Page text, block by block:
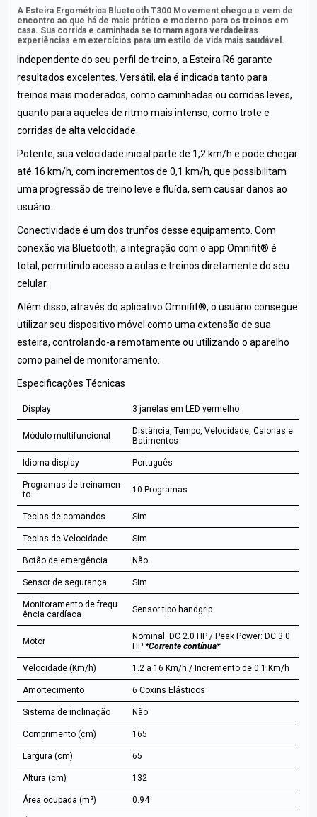
A Esteira Ergométrica Bluetooth T300 Movement chegou e vem de
encontro ao que há de mais prático e moderno para os treinos em
casa. Sua corrida e caminhada se tornam agora verdadeiras
experiências em exercícios para um estilo de vida mais saudável.
Independente do seu perfil de treino, a Esteira R6 garante
resultados excelentes. Versátil, ela é indicada tanto para
treinos mais moderados, como caminhadas ou corridas leves,
quanto para aqueles de ritmo mais intenso, como trote e
corridas de alta velocidade.
Potente, sua velocidade inicial parte de 1,2 km/h e pode chegar
até 16 km/h, com incrementos de 0,1 km/h, que possibilitam
uma progressão de treino leve e fluída, sem causar danos ao
usuário.
Conectividade é um dos trunfos desse equipamento. Com
conexão via Bluetooth, a integração com o app Omnifit® é
total, permitindo acesso a aulas e treinos diretamente do seu
celular.
Além disso, através do aplicativo Omnifit®, o usuário consegue
utilizar seu dispositivo móvel como uma extensão de sua
esteira, controlando-a remotamente ou utilizando o aparelho
como painel de monitoramento.
Especificações Técnicas
Display 3 janelas em LED vermelho
Módulo multifuncional
Distância, Tempo, Velocidade, Calorias e
Batimentos
Idioma display Português
Programas de treinamen
to
10 Programas
Teclas de comandos Sim
Teclas de Velocidade Sim
Botão de emergência Não
Sensor de segurança Sim
Monitoramento de frequ
ência cardíaca
Sensor tipo handgrip
Motor
Nominal: DC 2.0 HP / Peak Power: DC 3.0
HP*Corrente contínua*
Velocidade (Km/h) 1.2 a 16 Km/h / Incremento de 0.1 Km/h
Amortecimento 6 Coxins Elásticos
Sistema de inclinação Não
Comprimento (cm) 165
Largura (cm) 65
Altura (cm) 132
Área ocupada (m²) 0.94